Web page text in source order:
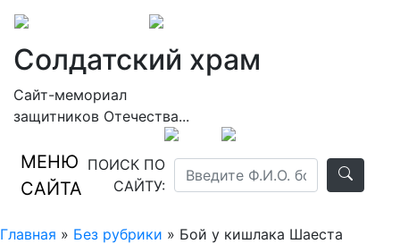
Солдатский храм
Сайт-мемориал
защитников Отечества...
МЕНЮ
САЙТА
ПОИСК ПО
САЙТУ:
Главная » Без рубрики » Бой у кишлака Шаеста